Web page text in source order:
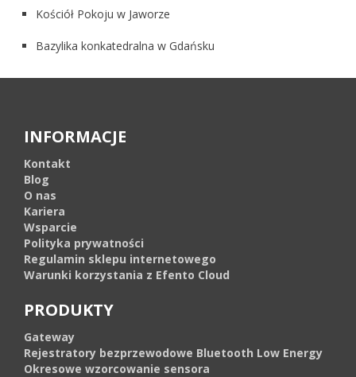
Kościół Pokoju w Jaworze
Bazylika konkatedralna w Gdańsku
INFORMACJE
Kontakt
Blog
O nas
Kariera
Wsparcie
Polityka prywatności
Regulamin sklepu internetowego
Warunki korzystania z Efento Cloud
PRODUKTY
Gateway
Rejestratory bezprzewodowe Bluetooth Low Energy
Okresowe wzorcowanie sensora